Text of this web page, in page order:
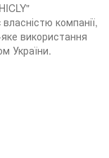
власністю компанії,
використання
України.